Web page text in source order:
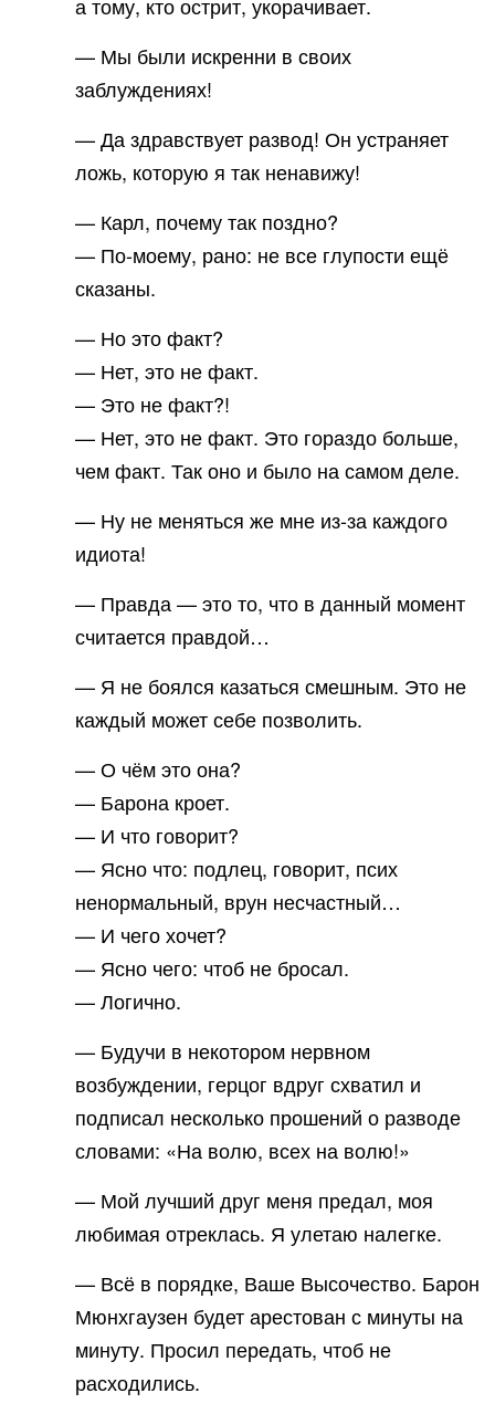
а тому, кто острит, укорачивает.
— Мы были искренни в своих
заблуждениях!
— Да здравствует развод! Он устраняет
ложь, которую я так ненавижу!
— Карл, почему так поздно?
— По-моему, рано: не все глупости ещё
сказаны.
— Но это факт?
— Нет, это не факт.
— Это не факт?!
— Нет, это не факт. Это гораздо больше,
чем факт. Так оно и было на самом деле.
— Ну не меняться же мне из-за каждого
идиота!
— Правда — это то, что в данный момент
считается правдой…
— Я не боялся казаться смешным. Это не
каждый может себе позволить.
— О чём это она?
— Барона кроет.
— И что говорит?
— Ясно что: подлец, говорит, псих
ненормальный, врун несчастный…
— И чего хочет?
— Ясно чего: чтоб не бросал.
— Логично.
— Будучи в некотором нервном
возбуждении, герцог вдруг схватил и
подписал несколько прошений о разводе
словами: «На волю, всех на волю!»
— Мой лучший друг меня предал, моя
любимая отреклась. Я улетаю налегке.
— Всё в порядке, Ваше Высочество. Барон
Мюнхгаузен будет арестован с минуты на
минуту. Просил передать, чтоб не
расходились.